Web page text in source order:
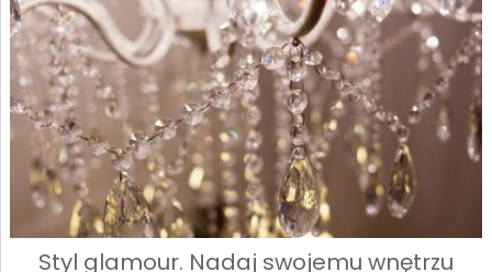
Styl glamour. Nadaj swojemu wnętrzu